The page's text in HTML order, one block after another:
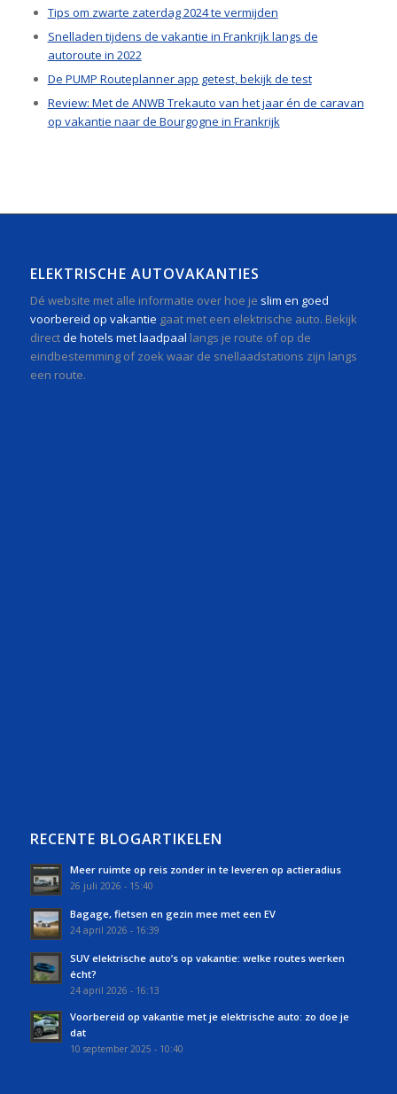
Tips om zwarte zaterdag 2024 te vermijden
Snelladen tijdens de vakantie in Frankrijk langs de
autoroute in 2022
De PUMP Routeplanner app getest, bekijk de test
Review: Met de ANWB Trekauto van het jaar én de caravan
op vakantie naar de Bourgogne in Frankrijk
ELEKTRISCHE AUTOVAKANTIES
Dé website met alle informatie over hoe je slim en goed
voorbereid op vakantie gaat met een elektrische auto. Bekijk
directde hotels met laadpaal langs je route of op de
eindbestemming of zoek waar de snellaadstations zijn langs
een route.
RECENTE BLOGARTIKELEN
Meer ruimte op reis zonder in te leveren op actieradius
26 juli 2026 - 15:40
Bagage, fietsen en gezin mee met een EV
24 april 2026 - 16:39
SUV elektrische auto’s op vakantie: welke routes werken
écht?
24 april 2026 - 16:13
Voorbereid op vakantie met je elektrische auto: zo doe je
dat
10 september 2025 - 10:40